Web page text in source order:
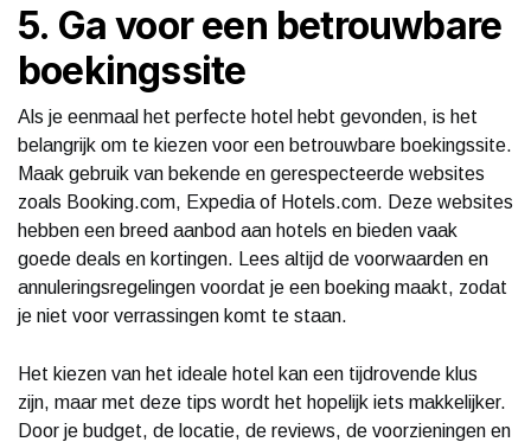
5. Ga voor een betrouwbare
boekingssite
Als je eenmaal het perfecte hotel hebt gevonden, is het
belangrijk om te kiezen voor een betrouwbare boekingssite.
Maak gebruik van bekende en gerespecteerde websites
zoals Booking.com, Expedia of Hotels.com. Deze websites
hebben een breed aanbod aan hotels en bieden vaak
goede deals en kortingen. Lees altijd de voorwaarden en
annuleringsregelingen voordat je een boeking maakt, zodat
je niet voor verrassingen komt te staan.
Het kiezen van het ideale hotel kan een tijdrovende klus
zijn, maar met deze tips wordt het hopelijk iets makkelijker.
Door je budget, de locatie, de reviews, de voorzieningen en